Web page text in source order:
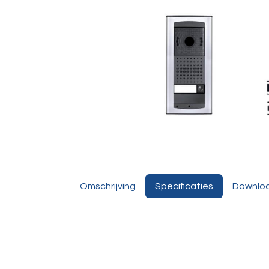
Omschrijving Specificaties